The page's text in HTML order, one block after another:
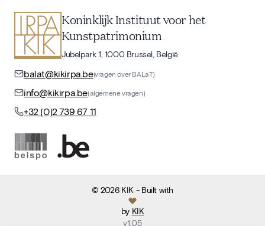
Koninklijk Instituut voor het
Kunstpatrimonium
Jubelpark 1, 1000 Brussel, België
balat@kikirpa.be(vragen over BALaT)
info@kikirpa.be(algemene vragen)
+32 (0)2 739 67 11
©2026 KIK - Built with
by KIK
v1.05